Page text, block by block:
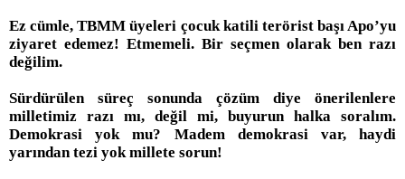
Ez cümle, TBMM üyeleri çocuk katili terörist başı Apo’yu
ziyaret edemez! Etmemeli. Bir seçmen olarak ben razı
değilim.
Sürdürülen süreç sonunda çözüm diye önerilenlere
milletimiz razı mı, değil mi, buyurun halka soralım.
Demokrasi yok mu? Madem demokrasi var, haydi
yarından tezi yok millete sorun!